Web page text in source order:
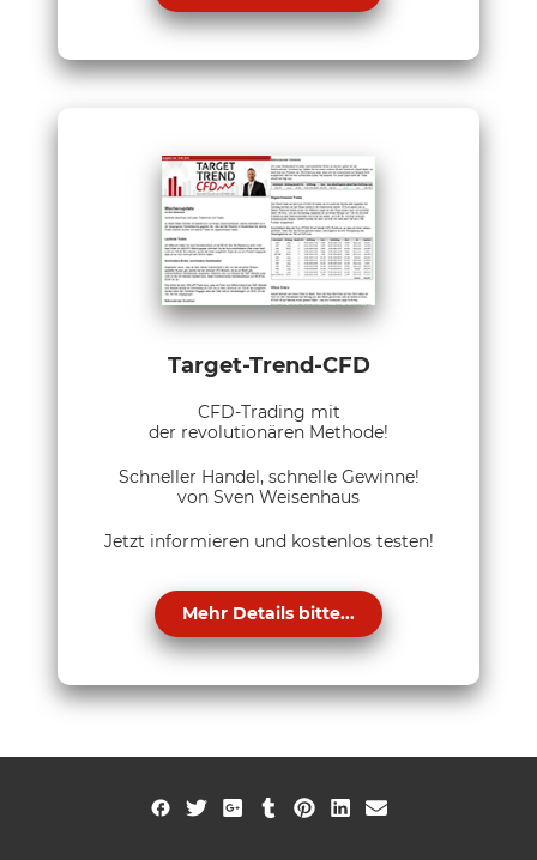
Target-Trend-CFD
CFD-Trading mit
der revolutionären Methode!
Schneller Handel, schnelle Gewinne!
von Sven Weisenhaus
Jetzt informieren und kostenlos testen!
Mehr Details bitte...